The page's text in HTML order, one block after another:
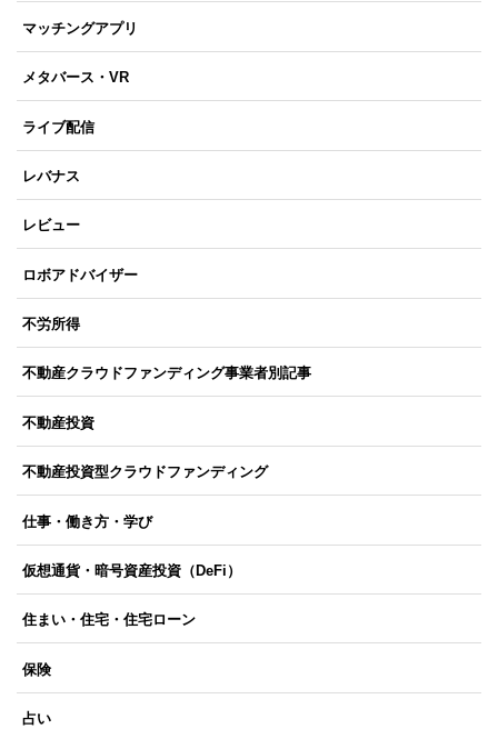
マッチングアプリ
メタバース・VR
ライブ配信
レバナス
レビュー
ロボアドバイザー
不労所得
不動産クラウドファンディング事業者別記事
不動産投資
不動産投資型クラウドファンディング
仕事・働き方・学び
仮想通貨・暗号資産投資（DeFi）
住まい・住宅・住宅ローン
保険
占い